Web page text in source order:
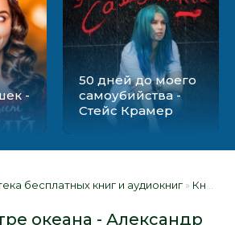
-
50 дней до моего
самоубийства -
Стейс Крамер
бесплатных книг и аудиокниг » Книги
океана - Александр